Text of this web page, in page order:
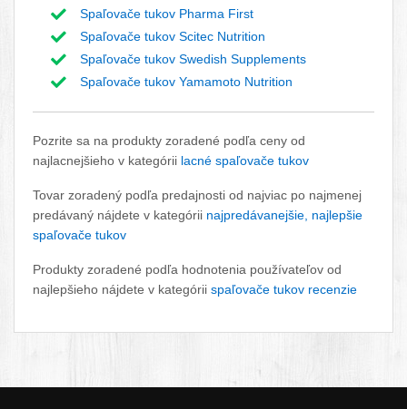
Spaľovače tukov Pharma First
Spaľovače tukov Scitec Nutrition
Spaľovače tukov Swedish Supplements
Spaľovače tukov Yamamoto Nutrition
Pozrite sa na produkty zoradené podľa ceny od
najlacnejšieho v kategórii lacné spaľovače tukov
Tovar zoradený podľa predajnosti od najviac po najmenej
predávaný nájdete v kategórii najpredávanejšie, najlepšie
spaľovače tukov
Produkty zoradené podľa hodnotenia používateľov od
najlepšieho nájdete v kategórii spaľovače tukov recenzie